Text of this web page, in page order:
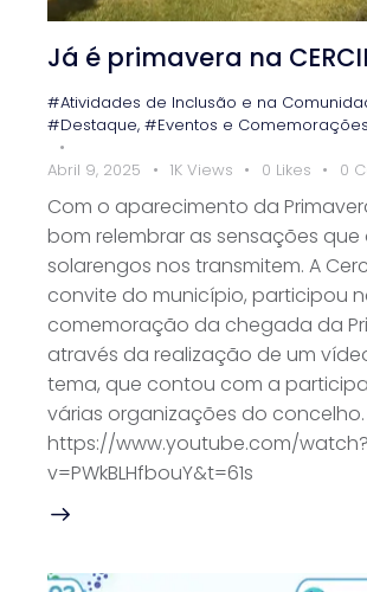
Já é primavera na
#Atividades de Inclusão e na
#Destaque, #Eventos e Comemorações
Abril 9, 2025
1K Views 0 Likes 0
Com o aparecimento da
bom relembrar as sensações que
solarengos nos transmitem. A
convite do município, participou
comemoração da chegada da
através da realização de um
tema, que contou com a
várias organizações do concelho.
https://www.youtube.com/watch?
v=PWkBLHfbouY&t=61s